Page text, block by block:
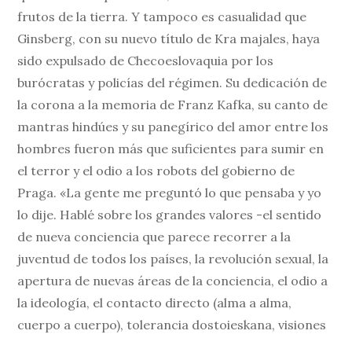
frutos de la tierra. Y tampoco es casualidad que
Ginsberg, con su nuevo título de Kra majales, haya
sido expulsado de Checoeslovaquia por los
burócratas y policías del régimen. Su dedicación de
la corona a la memoria de Franz Kafka, su canto de
mantras hindúes y su panegírico del amor entre los
hombres fueron más que suficientes para sumir en
el terror y el odio a los robots del gobierno de
Praga. «La gente me preguntó lo que pensaba y yo
lo dije. Hablé sobre los grandes valores -el sentido
de nueva conciencia que parece recorrer a la
juventud de todos los países, la revolución sexual, la
apertura de nuevas áreas de la conciencia, el odio a
la ideología, el contacto directo (alma a alma,
cuerpo a cuerpo), tolerancia dostoieskana, visiones